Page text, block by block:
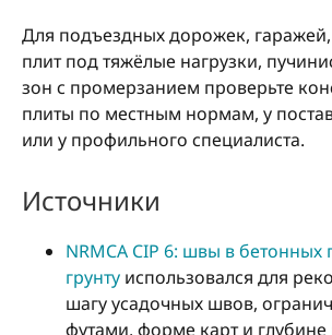
Для подъездных дорожек,
плит под тяжёлые нагрузки,
зон с промерзанием проверьте
плиты по местным нормам, у
или у профильного специалиста.
Источники
NRMCA CIP 6: швы в бетонных
грунту использовался для
шагу усадочных швов,
футами, форме карт и